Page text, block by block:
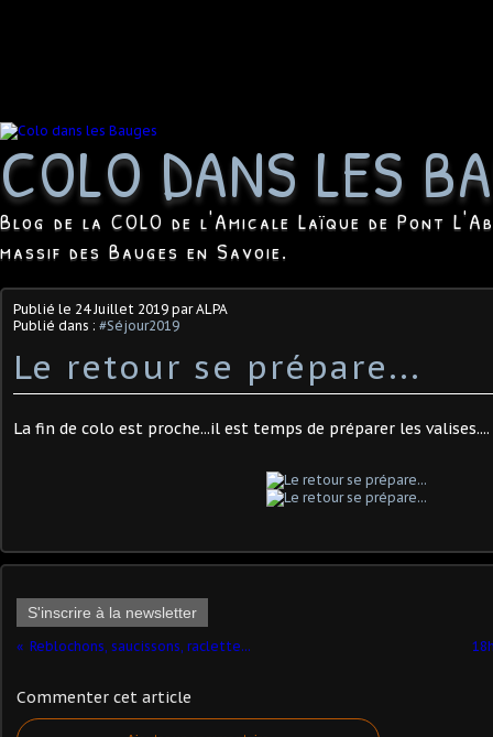
COLO DANS LES
Blog de la COLO de l'Amicale Laïque de Pont
massif des Bauges en Savoie.
Publié le 24 Juillet 2019 par ALPA
Publié dans : #Séjour2019
Le retour se prépare...
La fin de colo est proche...il est temps de préparer les valises....
S'inscrire à la newsletter
Reblochons, saucissons, raclette...
Commenter cet article